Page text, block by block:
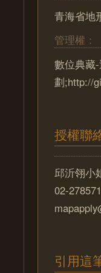
青海省地
管理權：
數位典藏
劃;http://
授權聯
邱沂翎小
02-
引用這